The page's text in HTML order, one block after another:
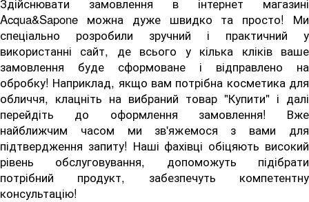
Acqua&Sapone можна дуже швидко та просто! Ми
спеціально розробили зручний і практичний у
використанні сайт, де всього у кілька кліків ваше
замовлення буде сформоване і відправлено на
обробку! Наприклад, якщо вам потрібна косметика для
обличчя, клацніть на вибраний товар "Купити" і далі
перейдіть до оформлення замовлення! Вже
найближчим часом ми зв'яжемося з вами для
підтвердження запиту! Наші фахівці обіцяють високий
рівень обслуговування, допоможуть підібрати
потрібний продукт, забезпечуть компетентну
консультацію!